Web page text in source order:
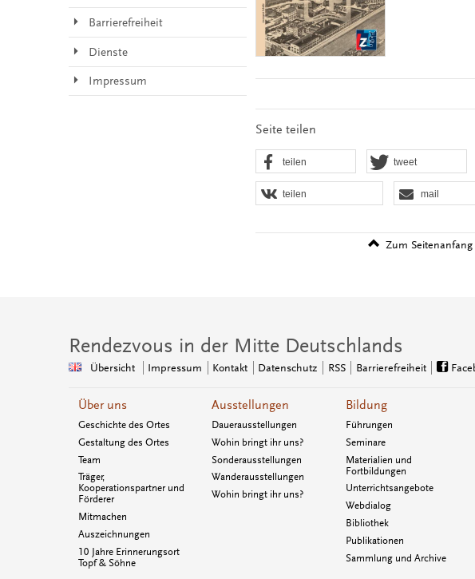
Seite teilen
teilen tweet
teilen mail
Zum Seitenanfang
Barrierefreiheit
Dienste
Impressum
Rendezvous in der Mitte Deutschlands
Übersicht Impressum Kontakt Datenschutz RSS Barrierefreiheit
Über uns
Geschichte des Ortes
Gestaltung des Ortes
Team
Träger,
Kooperationspartner und
Förderer
Mitmachen
Auszeichnungen
10 Jahre Erinnerungsort
Topf & Söhne
Ausstellungen
Dauerausstellungen
Wohin bringt ihr uns?
Sonderausstellungen
Wanderausstellungen
Wohin bringt ihr uns?
Bildung
Führungen
Seminare
Materialien und
Fortbildungen
Unterrichtsangebote
Webdialog
Bibliothek
Publikationen
Sammlung und Archive